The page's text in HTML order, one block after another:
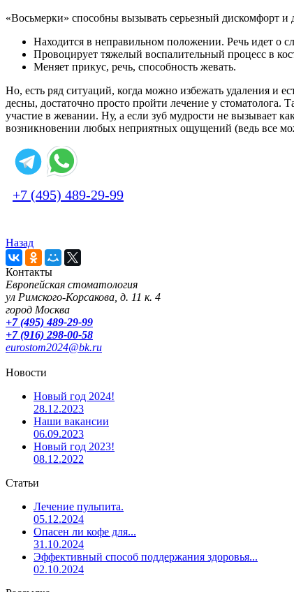
«Восьмерки» способны вызывать серьезный дискомфорт и
Находится в неправильном положении. Речь идет о
Провоцирует тяжелый воспалительный процесс в
Меняет прикус, речь, способность жевать.
Но, есть ряд ситуаций, когда можно избежать удаления и
десны, достаточно просто пройти лечение у стоматолога.
участие в жевании. Ну, а если зуб мудрости не вызывает
возникновении любых неприятных ощущений (ведь все
+7 (495) 489-29-99
Назад
Контакты
Европейская стоматология
ул Римского-Корсакова, д. 11 к. 4
город Москва
+7 (495) 489-29-99
+7 (916) 298-00-58
eurostom2024@bk.ru
Новости
Новый год 2024!
28.12.2023
Наши вакансии
06.09.2023
Новый год 2023!
08.12.2022
Статьи
Лечение пульпита.
05.12.2024
Опасен ли кофе для...
31.10.2024
Эффективный способ поддержания здоровья...
02.10.2024